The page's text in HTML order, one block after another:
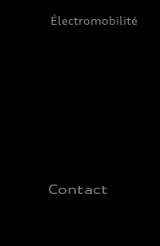
Électromobilité
Contact